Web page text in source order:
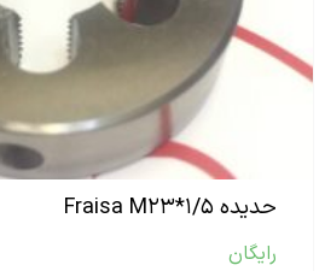
حدیده Fraisa M۲۳*۱/۵
رایگان